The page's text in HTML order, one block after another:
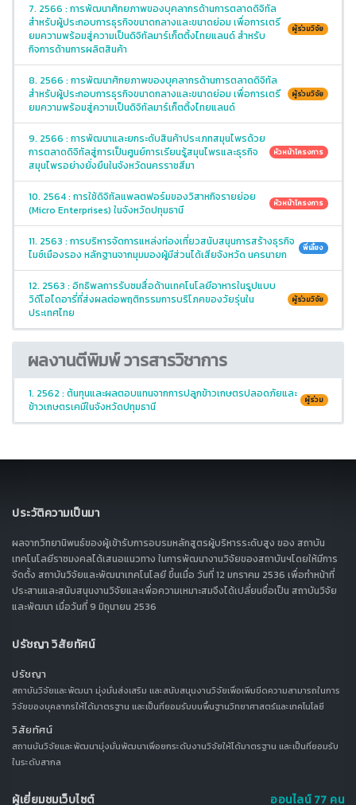
7. 2566 : การพัฒนาศักยภาพของบุคลากรด้านการตลาดดิจิทัล
สำหรับผู้ประกอบการธุรกิจขนาดกลางและขนาดย่อม เพื่อการเตรี
ยมความพร้อมสู่ความเป็นดิจิทัลมาร์เก็ตติ้งไทยแลนด์ สำหรับ
กิจการด้านการผลิตสินค้า
ผู้ร่วมวิจัย
8. 2566 : การพัฒนาศักยภาพของบุคลากรด้านการตลาดดิจิทัล
สำหรับผู้ประกอบการธุรกิจขนาดกลางและขนาดย่อม เพื่อการเตรี
ยมความพร้อมสู่ความเป็นดิจิทัลมาร์เก็ตติ้งไทยแลนด์
ผู้ร่วมวิจัย
9. 2566 : การพัฒนาและยกระดับสินค้าประเภทสมุนไพรด้วย
การตลาดดิจิทัลสู่การเป็นศูนย์การเรียนรู้สมุนไพรและธุรกิจ
สมุนไพรอย่างยั่งยืนในจังหวัดนครราชสีมา
หัวหน้าโครงการ
10. 2564 : การใช้ดิจิทัลแพลตฟอร์มของวิสาหกิจรายย่อย
(Micro Enterprises) ในจังหวัดปทุมธานี
หัวหน้าโครงการ
11. 2563 : การบริหารจัดการแหล่งท่องเที่ยวสนับสนุนการสร้างธุรกิจ
ไมซ์เมืองรอง หลักฐานจากมุมมองผู้มีส่วนได้เสียจังหวัด นครนายก
พี่เลี้ยง
12. 2563 : อิทธิพลการรับชมสื่อด้านเทคโนโลยีอาหารในรูปแบบ
วิดีโอไดอารี่ที่ส่งผลต่อพฤติกรรมการบริโภคของวัยรุ่นใน
ประเทศไทย
ผู้ร่วมวิจัย
ผลงานตีพิมพ์ วารสารวิชาการ
1. 2562 : ต้นทุนและผลตอบแทนจากการปลูกข้าวเกษตรปลอดภัยและ
ข้าวเกษตรเคมีในจังหวัดปทุมธานี
ผู้ร่วม
ประวัติความเป็นมา
ผลจากวิทยานิพนธ์ของผู้เข้ารับการอบรมหลักสูตรผู้บริหารระดับสูง ของ สถาบัน
เทคโนโลยีราชมงคลได้เสนอแนวทาง ในการพัฒนางานวิจัยของสถาบันฯโดยให้มีการ
จัดตั้ง สถาบันวิจัยและพัฒนาเทคโนโลยี ขึ้นเมื่อ วันที่ 12 มกราคม 2536 เพื่อทำหน้าที่
ประสานและสนับสนุนงานวิจัยและเพื่อความเหมาะสมจึงได้เปลี่ยนชื่อเป็น สถาบันวิจัย
และพัฒนา เมื่อวันที่ 9 มิถุนายน 2536
ปรัชญา วิสัยทัศน์
ปรัชญา
สถาบันวิจัยและพัฒนา มุ่งมั่นส่งเสริม และสนับสนุนงานวิจัยเพื่อเพิ่มขีดความสามารถในการ
วิจัยของบุคลากรให้ได้มาตรฐาน และเป็นที่ยอมรับบนพื้นฐานวิทยาศาสตร์และเทคโนโลยี
วิสัยทัศน์
สถานบันวิจัยและพัฒนามุ่งมั่นพัฒนาเพื่อยกระดับงานวิจัยให้ได้มาตรฐาน และเป็นที่ยอมรับ
ในระดับสากล
ผู้เยี่ยมชมเว็บไซต์ ออนไลน์ 77 คน